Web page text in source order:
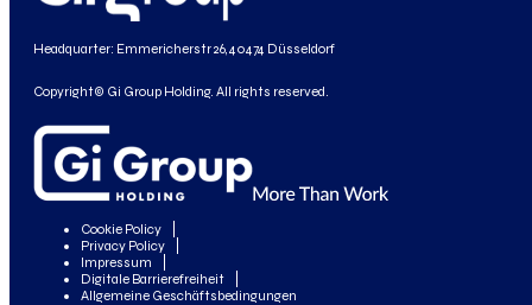
Headquarter: Emmericherstr 26, 40474 Düsseldorf
Copyright© Gi Group Holding. All rights reserved.
Cookie Policy
Privacy Policy
Impressum
Digitale Barrierefreiheit
Allgemeine Geschäftsbedingungen